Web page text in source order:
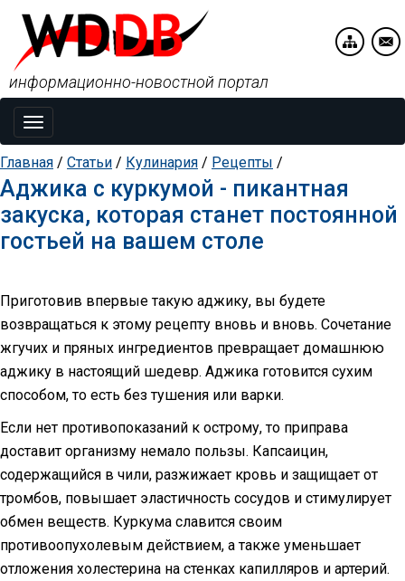
Toggle
navigation
информационно-новостной портал
Главная / Статьи / Кулинария / Рецепты /
Аджика с куркумой - пикантная
закуска, которая станет постоянной
гостьей на вашем столе
Приготовив впервые такую аджику, вы будете
возвращаться к этому рецепту вновь и вновь. Сочетание
жгучих и пряных ингредиентов превращает домашнюю
аджику в настоящий шедевр. Аджика готовится сухим
способом, то есть без тушения или варки.
Если нет противопоказаний к острому, то приправа
доставит организму немало пользы. Капсаицин,
содержащийся в чили, разжижает кровь и защищает от
тромбов, повышает эластичность сосудов и стимулирует
обмен веществ. Куркума славится своим
противоопухолевым действием, а также уменьшает
отложения холестерина на стенках капилляров и артерий.